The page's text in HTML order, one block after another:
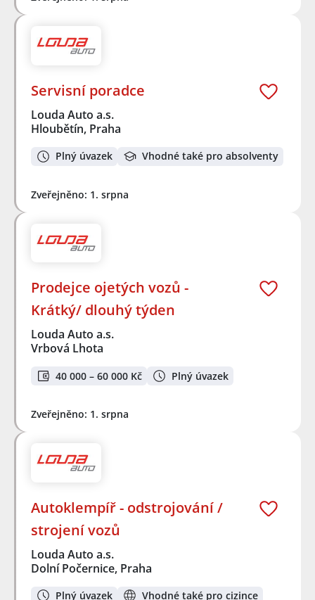
Servisní poradce
Louda Auto a.s.
Hloubětín, Praha
Plný úvazek Vhodné také pro absolventy
Zveřejněno: 1. srpna
Prodejce ojetých vozů -
Krátký/ dlouhý týden
Louda Auto a.s.
Vrbová Lhota
40 000 – 60 000 Kč Plný úvazek
Zveřejněno: 1. srpna
Autoklempíř - odstrojování /
strojení vozů
Louda Auto a.s.
Dolní Počernice, Praha
Plný úvazek
Vhodné také pro cizince